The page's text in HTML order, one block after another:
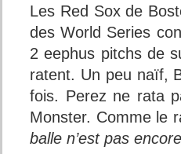
Les Red Sox de
des World Series
2 eephus pitchs de
ratent. Un peu naïf,
fois. Perez ne rata
Monster. Comme le
balle n’est pas